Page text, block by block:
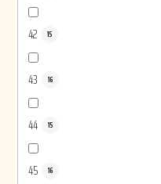
42 15
43 16
44 15
45 16